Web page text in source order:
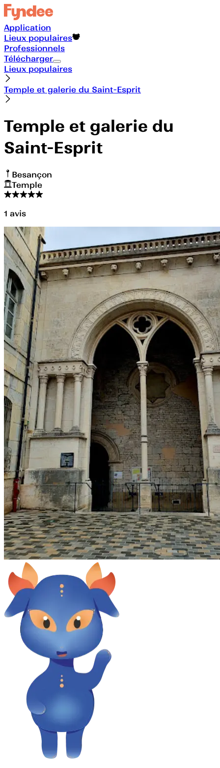
Application
Lieux populaires
Professionnels
Télécharger
Lieux populaires
Temple et galerie du Saint-Esprit
Temple et galerie du
Saint-Esprit
Besançon
Temple
1 avis